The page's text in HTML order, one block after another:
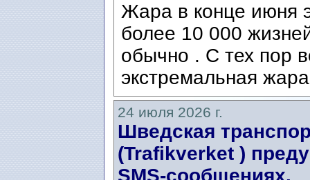
Жара в конце июня
более 10 000
обычно . С тех пор
экстремальная
24 июля 2026 г.
Шведская
(Trafikverket )
SMS-сообщениях.